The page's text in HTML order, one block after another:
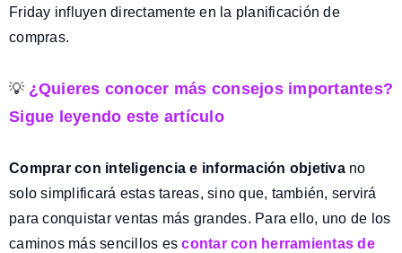
Friday influyen directamente en la planificación de
compras.
💡 ¿Quieres conocer más consejos importantes?
Sigue leyendo este artículo
Comprar con inteligencia e información objetiva no
solo simplificará estas tareas, sino que, también, servirá
para conquistar ventas más grandes. Para ello, uno de los
caminos más sencillos escontar con herramientas de